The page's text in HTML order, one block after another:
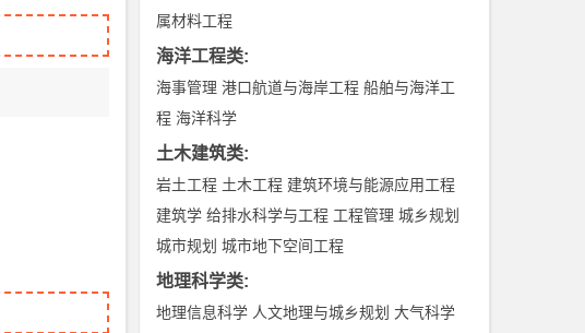
属材料工程
海洋工程类:
海事管理 港口航道与海岸工程 船舶与海洋工
程 海洋科学
土木建筑类:
岩土工程 土木工程 建筑环境与能源应用工程
建筑学 给排水科学与工程 工程管理 城乡规划
城市规划 城市地下空间工程
地理科学类:
地理信息科学 人文地理与城乡规划 大气科学